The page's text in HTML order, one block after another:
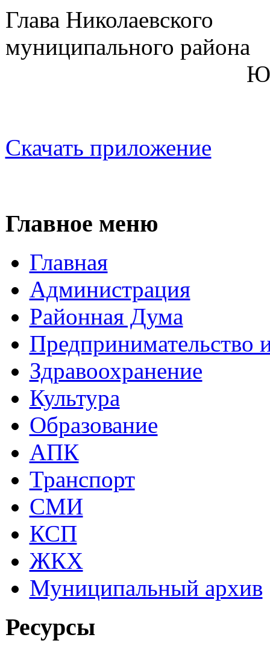
Глава Николаевского
Скачать приложение
Главное меню
Главная
Администрация
Районная Дума
Предпринимательство
Здравоохранение
Культура
Образование
АПК
Транспорт
СМИ
КСП
ЖКХ
Муниципальный архив
Ресурсы